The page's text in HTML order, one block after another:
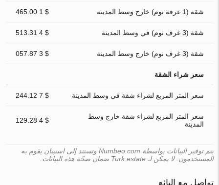
شقة (1 غرفة نوم) خارج وسط المدينة $ 1 465.00
شقة (3 غرف نوم) في وسط المدينة $ 4 513.31
شقة (3 غرف نوم) خارج وسط المدينة $ 3 057.87
سعر شراء الشقة
سعر المتر المربع لشراء شقة في وسط المدينة $ 7 244.12
سعر المتر المربع لشراء شقة خارج وسط
المدينة
$ 4 129.28
يتم توفير البيانات بواسطة Numbeo.com وتستند إلى استبيان يقوم به
المستخدمون. لا يمكن لـ Turk.estate ضمان صحّة هذه البيانات.
تواصل مع البائع